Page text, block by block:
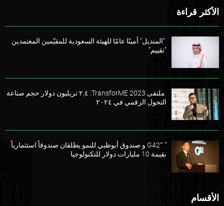
الأكثر قراءة
“المنديل” أمينًا عامًا للهيئة السعودية للمقيّمين المعتمدين
“تقييم”
ملتقى TransforME 2023: ٢,٤ تريليون دولار حجم صناعة
التحول الرقمي في ٢٠٢٤
” G42″ و صندوق أبوظبي للنمو يطلقان صندوقاً استثمارياً
بقيمة 10 مليارات دولار للتكنولوجيا
الأقسام